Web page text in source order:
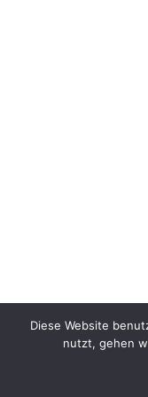
Diese Website
nutzt, gehen